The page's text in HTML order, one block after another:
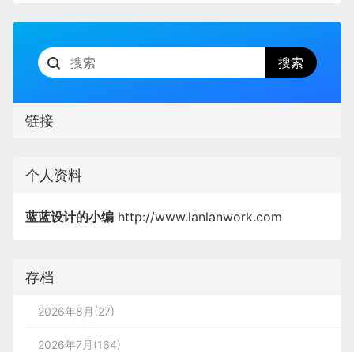
链接
个人资料
蓝蓝设计的小编 http://www.lanlanwork.com
存档
2026年8月(27)
2026年7月(164)